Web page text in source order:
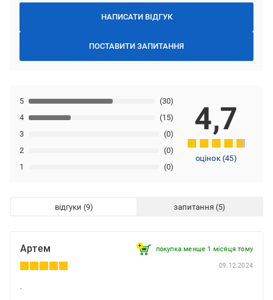
НАПИСАТИ ВІДГУК
ПОСТАВИТИ ЗАПИТАННЯ
1 (0)
2 (0)
3 (0)
4 (15)
5 (30)
4,7
оцінок (45)
відгуки запитання
Артем покупка менше 1 місяця томy
09.12.2024
.